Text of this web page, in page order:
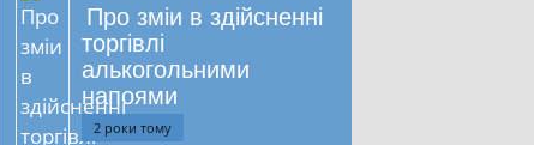
Про зміи в здійсненні
торгівлі
алькогольними
напоями
2 роки тому